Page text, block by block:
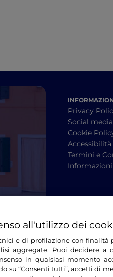
Privacy
Social
Cookie
Accessibilità
Termini e
all'utilizzo dei
e di profilazione con
aggregate. Puoi decidere a
in qualsiasi momento
su “Consenti tutti”, accetti di